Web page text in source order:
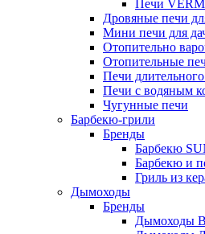
Печи
Дровяные печи
Мини печи для
Отопительно
Отопительные
Печи
Печи с водяным
Чугунные печи
Барбекю-грили
Бренды
Барбекю
Барбекю и
Гриль из
Дымоходы
Бренды
Дымоходы